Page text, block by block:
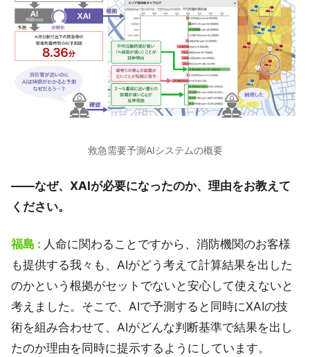
救急需要予測AIシステムの概要
――なぜ、XAIが必要になったのか、理由をお教えて
ください。
福島 : 人命に関わることですから、消防機関のお客様
も提供する我々も、AIがどう考えて計算結果を出した
のかという根拠がセットでないと安心して使えないと
考えました。そこで、AIで予測すると同時にXAIの技
術を組み合わせて、AIがどんな判断基準で結果を出し
たのか理由を同時に提示するようにしています。